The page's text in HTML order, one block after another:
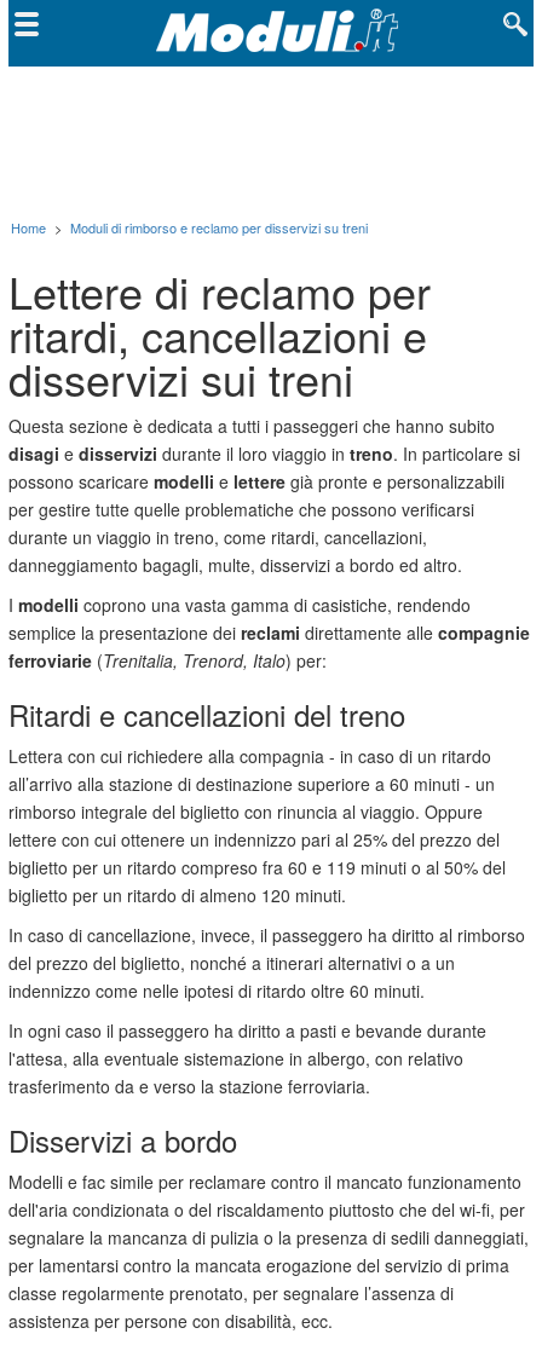
Home > Moduli di rimborso e reclamo per disservizi su treni
Lettere di reclamo per
ritardi, cancellazioni e
disservizi sui treni
Questa sezione è dedicata a tutti i passeggeri che hanno subito
disagiedisservizi durante il loro viaggio intreno. In particolare si
possono scaricaremodellie letteregià pronte e personalizzabili
per gestire tutte quelle problematiche che possono verificarsi
durante un viaggio in treno, come ritardi, cancellazioni,
danneggiamento bagagli, multe, disservizi a bordo ed altro.
Imodellicoprono una vasta gamma di casistiche, rendendo
semplice la presentazione deireclamidirettamente allecompagnie
ferroviarie (Trenitalia, Trenord, Italo) per:
Ritardi e cancellazioni del treno
Lettera con cui richiedere alla compagnia - in caso di un ritardo
all’arrivo alla stazione di destinazione superiore a 60 minuti - un
rimborso integrale del biglietto con rinuncia al viaggio. Oppure
lettere con cui ottenere un indennizzo pari al 25% del prezzo del
biglietto per un ritardo compreso fra 60 e 119 minuti o al 50% del
biglietto per un ritardo di almeno 120 minuti.
In caso di cancellazione, invece, il passeggero ha diritto al rimborso
del prezzo del biglietto, nonché a itinerari alternativi o a un
indennizzo come nelle ipotesi di ritardo oltre 60 minuti.
In ogni caso il passeggero ha diritto a pasti e bevande durante
l'attesa, alla eventuale sistemazione in albergo, con relativo
trasferimento da e verso la stazione ferroviaria.
Disservizi a bordo
Modelli e fac simile per reclamare contro il mancato funzionamento
dell'aria condizionata o del riscaldamento piuttosto che del wi-fi, per
segnalare la mancanza di pulizia o la presenza di sedili danneggiati,
per lamentarsi contro la mancata erogazione del servizio di prima
classe regolarmente prenotato, per segnalare l’assenza di
assistenza per persone con disabilità, ecc.